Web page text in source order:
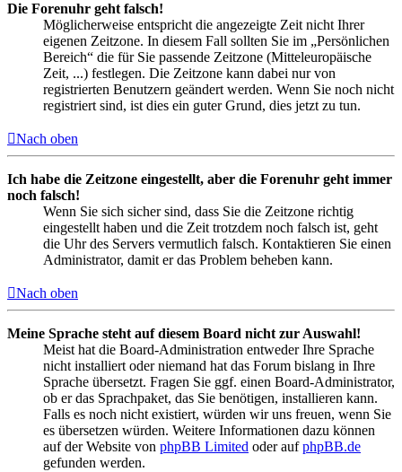
Die Forenuhr geht falsch!
Möglicherweise entspricht die angezeigte Zeit nicht Ihrer
eigenen Zeitzone. In diesem Fall sollten Sie im „Persönlichen
Bereich“ die für Sie passende Zeitzone (Mitteleuropäische
Zeit, ...) festlegen. Die Zeitzone kann dabei nur von
registrierten Benutzern geändert werden. Wenn Sie noch nicht
registriert sind, ist dies ein guter Grund, dies jetzt zu tun.
Nach oben
Ich habe die Zeitzone eingestellt, aber die Forenuhr geht immer
noch falsch!
Wenn Sie sich sicher sind, dass Sie die Zeitzone richtig
eingestellt haben und die Zeit trotzdem noch falsch ist, geht
die Uhr des Servers vermutlich falsch. Kontaktieren Sie einen
Administrator, damit er das Problem beheben kann.
Nach oben
Meine Sprache steht auf diesem Board nicht zur Auswahl!
Meist hat die Board-Administration entweder Ihre Sprache
nicht installiert oder niemand hat das Forum bislang in Ihre
Sprache übersetzt. Fragen Sie ggf. einen Board-Administrator,
ob er das Sprachpaket, das Sie benötigen, installieren kann.
Falls es noch nicht existiert, würden wir uns freuen, wenn Sie
es übersetzen würden. Weitere Informationen dazu können
auf der Website von phpBB Limited oder aufphpBB.de
gefunden werden.